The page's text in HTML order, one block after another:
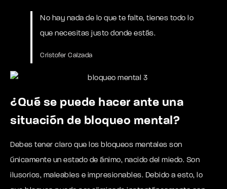
No hay nada de lo que te falte, tienes todo lo
que necesitas justo donde estás.
Crístofer Calzada
¿Qué se puede hacer ante una
situación de bloqueo mental?
Debes tener claro que los bloqueos mentales son
únicamente un estado de ánimo, nacido del miedo. Son
ilusorios, maleables e impresionables. Debido a esto, lo